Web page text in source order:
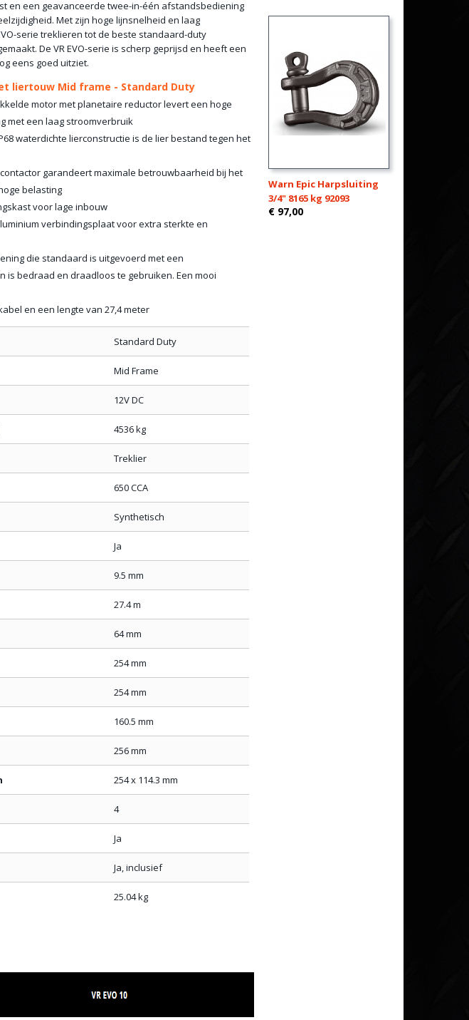
en een geavanceerde twee-in-één afstandsbediening
Met zijn hoge lijnsnelheid en laag
serie treklieren tot de beste standaard-duty
De VR EVO-serie is scherp geprijsd en heeft een
eens goed uitziet.
liertouw Mid frame - Standard Duty
motor met planetaire reductor levert een hoge
met een laag stroomverbruik
waterdichte lierconstructie is de lier bestand tegen het
garandeert maximale betrouwbaarheid bij het
belasting
voor lage inbouw
verbindingsplaat voor extra sterkte en
die standaard is uitgevoerd met een
is bedraad en draadloos te gebruiken. Een mooi
en een lengte van 27,4 meter
Standard Duty
Mid Frame
12V DC
4536 kg
Treklier
650 CCA
Synthetisch
Ja
9.5 mm
27.4 m
64 mm
254 mm
254 mm
160.5 mm
256 mm
254 x 114.3 mm
4
Ja
Ja, inclusief
25.04 kg
Warn Epic Harpsluiting
3/4" 8165 kg 92093
€ 97,00